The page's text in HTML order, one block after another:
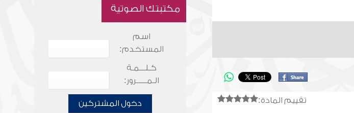
تقييم المادة:
مكتبتك الصوتية
اسم
المستخدم:
كـلـــمـة
الـمـــــرور:
دخول المشتركين